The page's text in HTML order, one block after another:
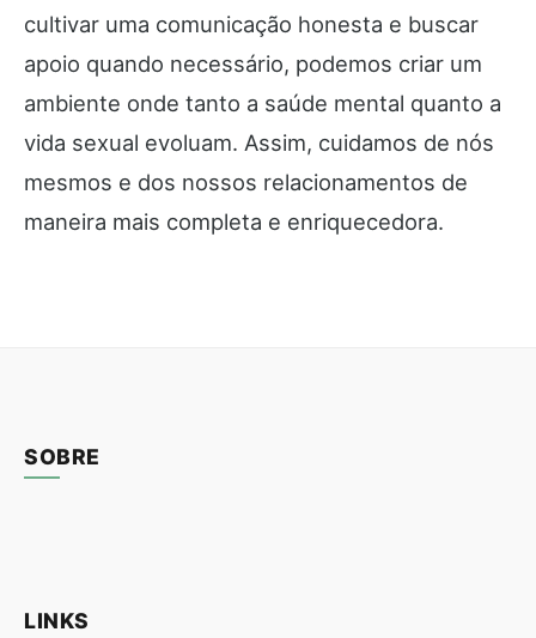
cultivar uma comunicação honesta e buscar
apoio quando necessário, podemos criar um
ambiente onde tanto a saúde mental quanto a
vida sexual evoluam. Assim, cuidamos de nós
mesmos e dos nossos relacionamentos de
maneira mais completa e enriquecedora.
SOBRE
LINKS